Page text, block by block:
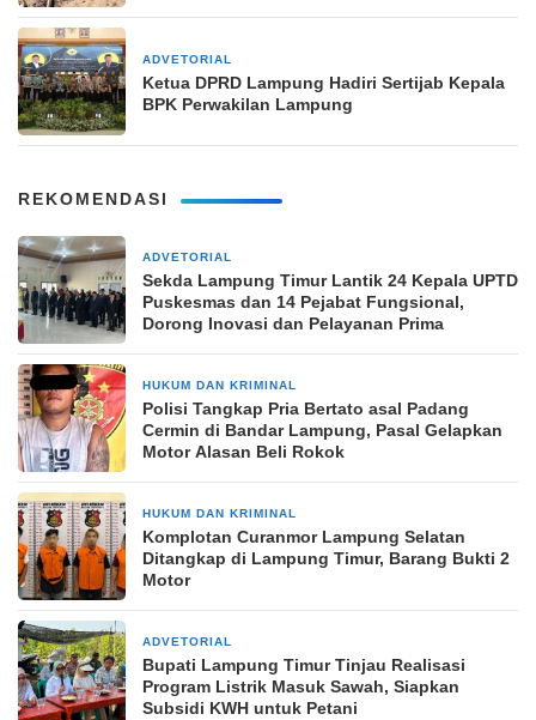
ADVETORIAL
Ketua DPRD Lampung Hadiri Sertijab Kepala
BPK Perwakilan Lampung
REKOMENDASI
ADVETORIAL
‎Sekda Lampung Timur Lantik 24 Kepala UPTD
Puskesmas dan 14 Pejabat Fungsional,
Dorong Inovasi dan Pelayanan Prima
HUKUM DAN KRIMINAL
Polisi Tangkap Pria Bertato asal Padang
Cermin di Bandar Lampung, Pasal Gelapkan
Motor Alasan Beli Rokok
HUKUM DAN KRIMINAL
Komplotan Curanmor Lampung Selatan
Ditangkap di Lampung Timur, Barang Bukti 2
Motor
ADVETORIAL
Bupati Lampung Timur Tinjau Realisasi
Program Listrik Masuk Sawah, Siapkan
Subsidi KWH untuk Petani